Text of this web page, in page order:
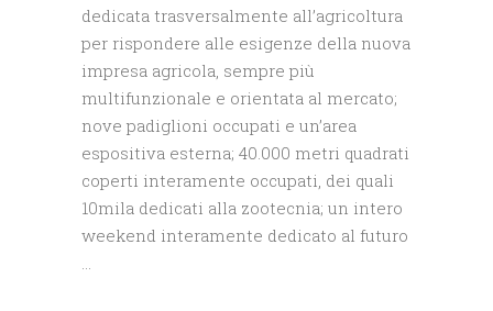
dedicata trasversalmente all’agricoltura
per rispondere alle esigenze della nuova
impresa agricola, sempre più
multifunzionale e orientata al mercato;
nove padiglioni occupati e un’area
espositiva esterna; 40.000 metri quadrati
coperti interamente occupati, dei quali
10mila dedicati alla zootecnia; un intero
weekend interamente dedicato al futuro